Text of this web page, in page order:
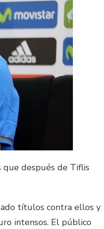
que después de Tiflis
títulos contra ellos y
intensos. El público